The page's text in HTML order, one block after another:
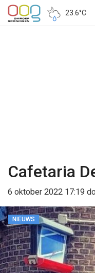
23.6°C
Cafetaria
6 oktober 2022 17:19
NIEUWS